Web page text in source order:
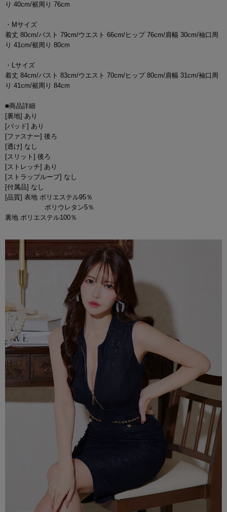
り 40cm/裾周り 76cm
・Mサイズ
着丈 80cm/バスト 79cm/ウエスト 66cm/ヒップ 76cm/肩幅 30cm/袖口周
り 41cm/裾周り 80cm
・Lサイズ
着丈 84cm/バスト 83cm/ウエスト 70cm/ヒップ 80cm/肩幅 31cm/袖口周
り 41cm/裾周り 84cm
■商品詳細
[裏地] あり
[パッド] あり
[ファスナー] 後ろ
[透け] なし
[スリット] 後ろ
[ストレッチ] あり
[ストラップループ] なし
[付属品] なし
[品質] 表地 ポリエステル95％
ポリウレタン5％
裏地 ポリエステル100％